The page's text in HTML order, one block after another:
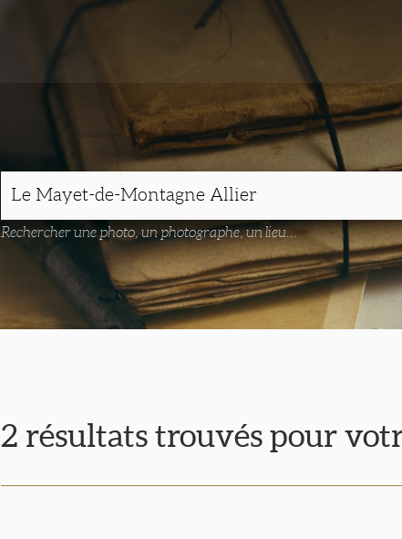
Rechercher une photo, un photographe, un lieu...
2 résultats trouvés pour